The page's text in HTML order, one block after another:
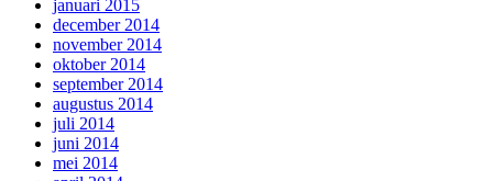
januari 2015
december 2014
november 2014
oktober 2014
september 2014
augustus 2014
juli 2014
juni 2014
mei 2014